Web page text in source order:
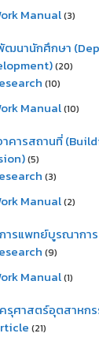
Manual(3)
ฒนานักศึกษา
(20)
(10)
Manual(10)
าคารสถานที่
(5)
(3)
Manual(2)
ารแพทย์บูรณากา
(9)
Manual(1)
รุศาสตร์อุตสาหก
(21)